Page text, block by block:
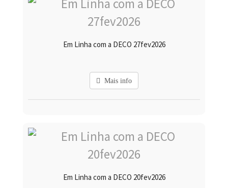
Em Linha com a DECO 27fev2026
Mais info
Em Linha com a DECO 20fev2026